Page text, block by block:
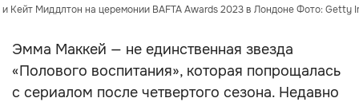
Кейт Миддлтон на церемонии BAFTA Awards 2023 в Лондоне Фото: Getty
Эмма Маккей — не единственная звезда
«Полового воспитания», которая попрощалась
с сериалом после четвертого сезона. Недавно